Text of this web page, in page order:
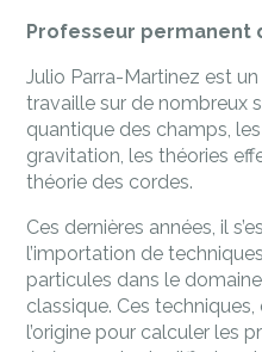
Professeur permanent
Julio Parra-Martinez est
travaille sur de nombreux
quantique des champs,
gravitation, les théories
théorie des cordes.
Ces dernières années, il
l’importation de
particules dans le
classique. Ces
l’origine pour calculer les